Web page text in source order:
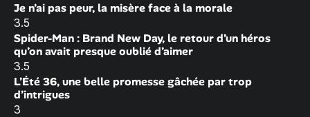
Je n’ai pas peur, la misère face à la morale
3.5
Spider-Man : Brand New Day, le retour d’un héros
qu’on avait presque oublié d’aimer
3.5
L’Été 36, une belle promesse gâchée par trop
d’intrigues
3